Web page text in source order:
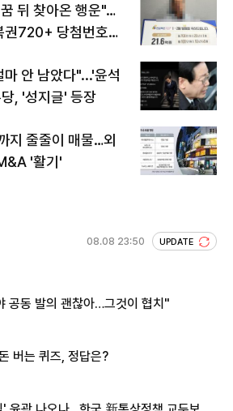
뒤 찾아온 행운"…
720+ 당첨번호조
안 남았다"...'윤석
, '성지글' 등장
지 줄줄이 매물…외
'활기'
08.08 23:50 UPDATE
공동 발의 괜찮아…그것이 협치"
버는 퀴즈, 정답은?